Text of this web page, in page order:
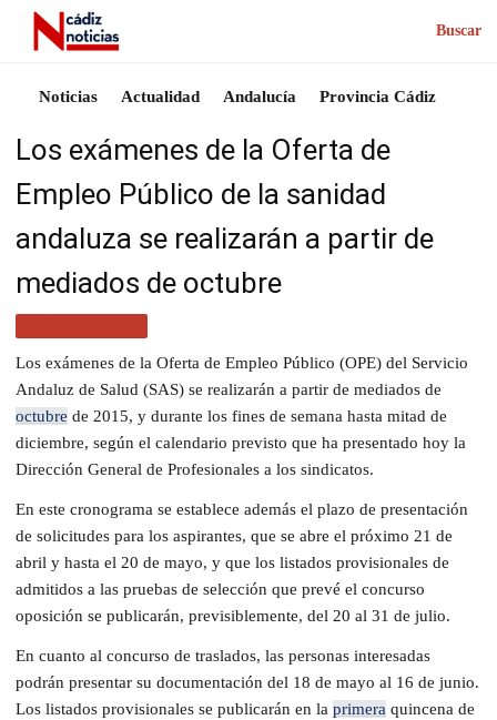
Buscar
Noticias Actualidad Andalucía Provincia Cádiz
Los exámenes de la Oferta de
Empleo Público de la sanidad
andaluza se realizarán a partir de
mediados de octubre
Los exámenes de la Oferta de Empleo Público (OPE) del Servicio
Andaluz de Salud (SAS) se realizarán a partir de mediados de
octubre de 2015, y durante los fines de semana hasta mitad de
diciembre, según el calendario previsto que ha presentado hoy la
Dirección General de Profesionales a los sindicatos.
En este cronograma se establece además el plazo de presentación
de solicitudes para los aspirantes, que se abre el próximo 21 de
abril y hasta el 20 de mayo, y que los listados provisionales de
admitidos a las pruebas de selección que prevé el concurso
oposición se publicarán, previsiblemente, del 20 al 31 de julio.
En cuanto al concurso de traslados, las personas interesadas
podrán presentar su documentación del 18 de mayo al 16 de junio.
Los listados provisionales se publicarán en la primera quincena de